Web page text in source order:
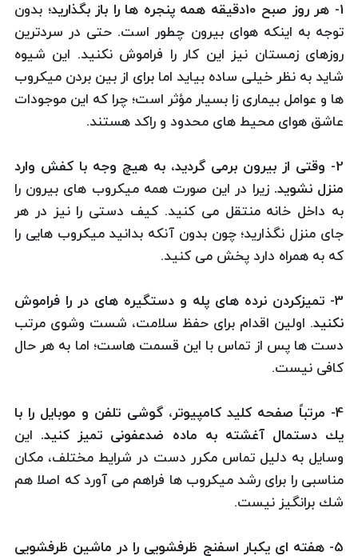
1- هر روز صبح 10دقیقه همه پنجره ها را باز بگذارید؛
بدون
توجه به اینكه هوای بیرون چطور است. حتی در سردترین
روزهای زمستان نیز این كار را فراموش نكنید. این شیوه
شاید به نظر خیلی ساده بیاید اما برای از بین بردن میكروب
ها و عوامل بیماری زا بسیار مؤثر است؛ چرا كه این موجودات
عاشق هوای محیط های محدود و راكد هستند.
2- وقتی از بیرون برمی گردید، به هیچ وجه با كفش وارد
منزل نشوید. زیرا در این صورت همه میكروب های بیرون را
به داخل خانه منتقل می كنید. كیف دستی را نیز در هر
جای منزل نگذارید؛ چون بدون آنكه بدانید میكروب هایی را
كه به همراه دارد پخش می كنید.
3- تمیزكردن نرده های پله و دستگیره های در را فراموش
نكنید. اولین اقدام برای حفظ سلامت، شست وشوی مرتب
دست ها پس از تماس با این قسمت هاست؛ اما به هر حال
كافی نیست.
4- مرتباً صفحه كلید كامپیوتر، گوشی تلفن و موبایل را با
یك دستمال آغشته به ماده ضدعفونی تمیز كنید. این
وسایل به دلیل تماس مكرر دست در شرایط مختلف، مكان
مناسبی را برای رشد میكروب ها فراهم می آورد كه اصلا هم
شك برانگیز نیست.
5- هفته ای یكبار اسفنج ظرفشویی را در ماشین ظرفشویی